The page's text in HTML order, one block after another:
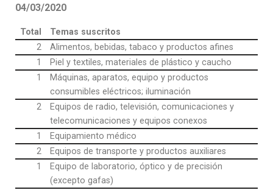
04/03/2020
Total
Temas suscritos
2
Alimentos, bebidas, tabaco y productos afines
1
Piel y textiles, materiales de plástico y caucho
1
Máquinas, aparatos, equipo y productos
consumibles eléctricos; iluminación
2
Equipos de radio, televisión, comunicaciones y
telecomunicaciones y equipos conexos
1
Equipamiento médico
2
Equipos de transporte y productos auxiliares
1
Equipo de laboratorio, óptico y de precisión
(excepto gafas)